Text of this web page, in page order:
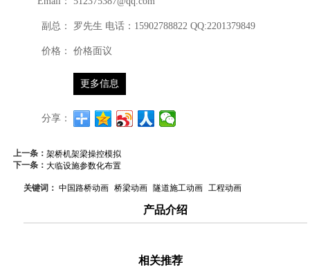
副总： 罗先生 电话：15902788822 QQ:2201379849
价格： 价格面议
更多信息
分享：
上一条：架桥机架梁操控模拟
下一条：大临设施参数化布置
关键词：中国路桥动画 桥梁动画 隧道施工动画 工程动画
产品介绍
相关推荐